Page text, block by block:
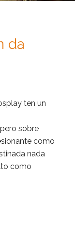
da
ten un
sobre
como
nada
como